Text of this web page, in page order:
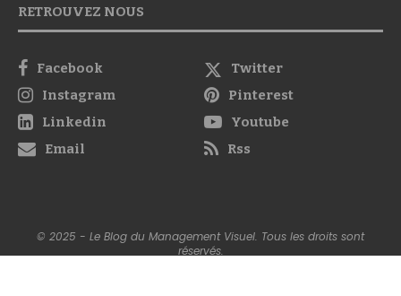
Facebook
Instagram
Pinterest
Linkedin
Youtube
Email
Rss